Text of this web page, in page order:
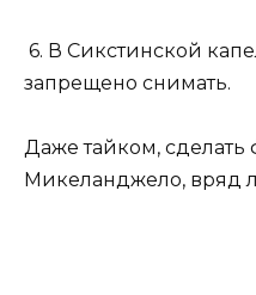
6. В Сикстинской
запрещено снимать.
Даже тайком,
Микеланджело, вряд